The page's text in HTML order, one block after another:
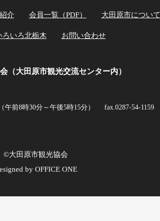
介 会員一覧（PDF） 大田原市について
ろいろ北栃木 お問い合わせ
（大田原市観光交流センター内）
午前8時30分～午後5時15分） fax.0287-54-1159
©大田原市観光協会
by OFFICE ONE